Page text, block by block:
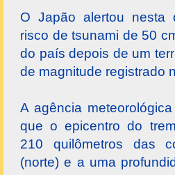
O Japão alertou nesta
risco de tsunami de 50
do país depois de um
de magnitude registrado
A agência
que o epicentro do
210 quilômetros das
(norte) e a uma